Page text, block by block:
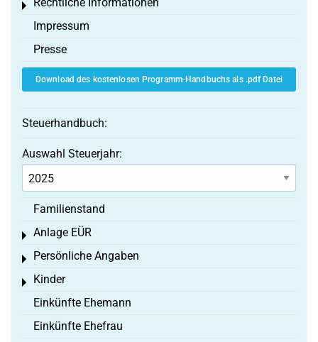
Toggle menu
Impressum
Presse
Download des kostenlosen Programm-Handbuchs als .pdf Datei
Steuerhandbuch:
Auswahl Steuerjahr:
Familienstand
Anlage EÜR
Toggle menu
Persönliche Angaben
Toggle menu
Kinder
Toggle menu
Einkünfte Ehemann
Einkünfte Ehefrau